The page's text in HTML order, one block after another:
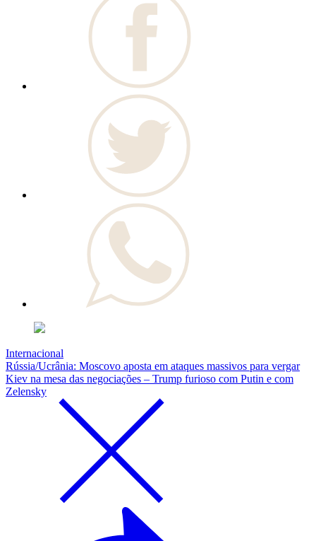
Internacional
Rússia/Ucrânia: Moscovo aposta em ataques massivos para vergar
Kiev na mesa das negociações – Trump furioso com Putin e com
Zelensky